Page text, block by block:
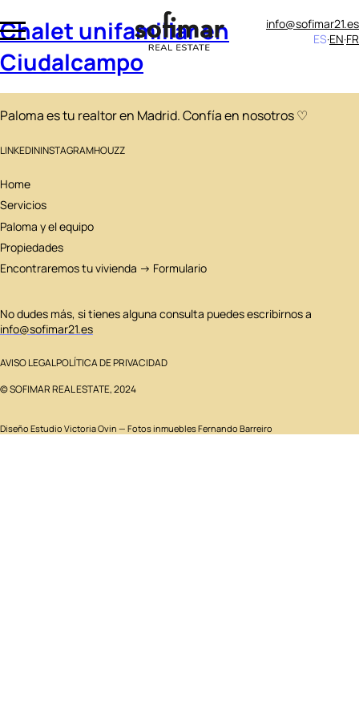
info@sofimar21.es
ES EN FR
Chalet unifamiliar en
Ciudalcampo
Paloma es tu realtor en Madrid. Confía en nosotros ♡
LINKEDININSTAGRAMHOUZZ
Home
Servicios
Paloma y el equipo
Propiedades
Encontraremos tu vivienda → Formulario
No dudes más, si tienes alguna consulta puedes escribirnos a
info@sofimar21.es
AVISO LEGALPOLÍTICA DE PRIVACIDAD
© SOFIMAR REAL ESTATE, 2024
Diseño Estudio Victoria Ovin — Fotos inmuebles Fernando Barreiro